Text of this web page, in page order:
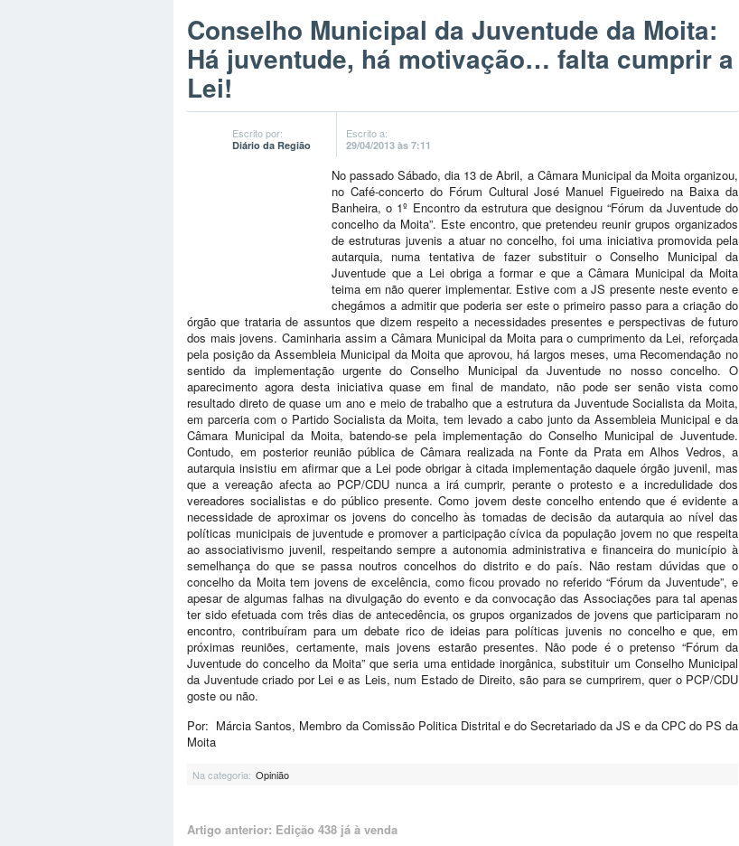
Conselho Municipal da Juventude da Moita:
Há juventude, há motivação… falta cumprir a
Lei!
Escrito por:
Diário da Região
Escrito a:
29/04/2013 às 7:11
No passado Sábado, dia 13 de Abril, a Câmara Municipal da Moita organizou,
no Café-concerto do Fórum Cultural José Manuel Figueiredo na Baixa da
Banheira, o 1º Encontro da estrutura que designou“Fórum da Juventude do
concelho da Moita”. Este encontro, que pretendeu reunir grupos organizados
de estruturas juvenis a atuar no concelho, foi uma iniciativa promovida pela
autarquia, numa tentativa de fazer substituir o Conselho Municipal da
Juventude que a Lei obriga a formar e que a Câmara Municipal da Moita
teima em não querer implementar. Estive com a JS presente neste evento e
chegámos a admitir que poderia ser este o primeiro passo para a criação do
órgão que trataria de assuntos que dizem respeito a necessidades presentes e perspectivas de futuro
dos mais jovens. Caminharia assim a Câmara Municipal da Moita para o cumprimento da Lei, reforçada
pela posição da Assembleia Municipal da Moita que aprovou, há largos meses, uma Recomendação no
sentido da implementação urgente do Conselho Municipal da Juventude no nosso concelho. O
aparecimento agora desta iniciativa quase em final de mandato, não pode ser senão vista como
resultado direto de quase um ano e meio de trabalho que a estrutura da Juventude Socialista da Moita,
em parceria com o Partido Socialista da Moita, tem levado a cabo junto da Assembleia Municipal e da
Câmara Municipal da Moita, batendo-se pela implementação do Conselho Municipal de Juventude.
Contudo, em posterior reunião pública de Câmara realizada na Fonte da Prata em Alhos Vedros, a
autarquia insistiu em afirmar que a Lei pode obrigar à citada implementação daquele órgão juvenil, mas
que a vereação afecta ao PCP/CDU nunca a irá cumprir, perante o protesto e a incredulidade dos
vereadores socialistas e do público presente. Como jovem deste concelho entendo que é evidente a
necessidade de aproximar os jovens do concelho às tomadas de decisão da autarquia ao nível das
políticas municipais de juventude e promover a participação cívica da população jovem no que respeita
ao associativismo juvenil, respeitando sempre a autonomia administrativa e financeira do município à
semelhança do que se passa noutros concelhos do distrito e do país. Não restam dúvidas que o
concelho da Moita tem jovens de excelência, como ficou provado no referido “Fórum da Juventude”, e
apesar de algumas falhas na divulgação do evento e da convocação das Associações para tal apenas
ter sido efetuada com três dias de antecedência, os grupos organizados de jovens que participaram no
encontro, contribuíram para um debate rico de ideias para políticas juvenis no concelho e que, em
próximas reuniões, certamente, mais jovens estarão presentes. Não pode é o pretenso “Fórum da
Juventude do concelho da Moita” que seria uma entidade inorgânica, substituir um Conselho Municipal
da Juventude criado por Lei e as Leis, num Estado de Direito, são para se cumprirem, quer o PCP/CDU
goste ou não.
Por: Márcia Santos, Membro da Comissão Politica Distrital e do Secretariado da JS e da CPC do PS da
Moita
Na categoria: Opinião
Artigo anterior: Edição 438 já à venda